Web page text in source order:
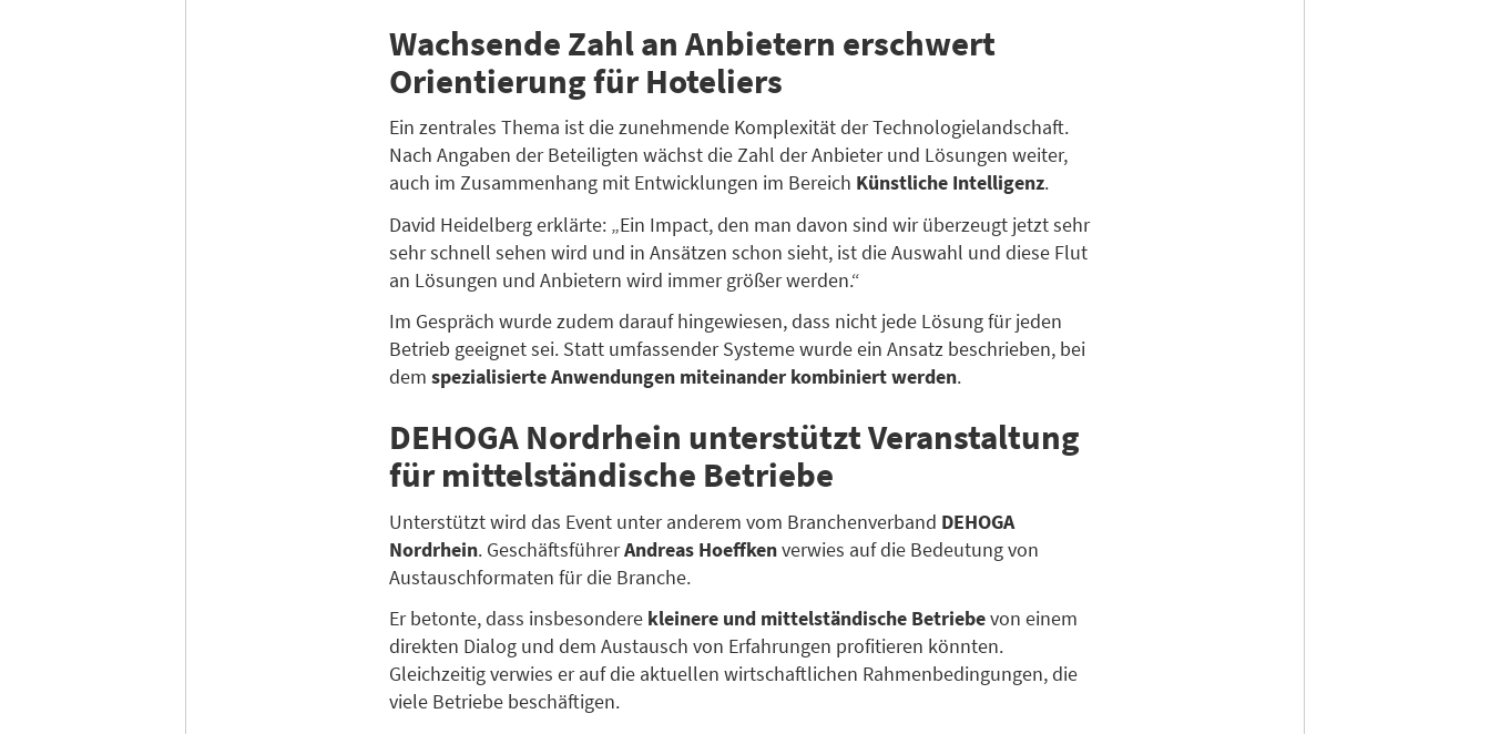
Wachsende Zahl an Anbietern erschwert
Orientierung für Hoteliers
Ein zentrales Thema ist die zunehmende Komplexität der Technologielandschaft.
Nach Angaben der Beteiligten wächst die Zahl der Anbieter und Lösungen weiter,
auch im Zusammenhang mit Entwicklungen im Bereich Künstliche Intelligenz.
David Heidelberg erklärte: „Ein Impact, den man davon sind wir überzeugt jetzt sehr
sehr schnell sehen wird und in Ansätzen schon sieht, ist die Auswahl und diese Flut
an Lösungen und Anbietern wird immer größer werden.“
Im Gespräch wurde zudem darauf hingewiesen, dass nicht jede Lösung für jeden
Betrieb geeignet sei. Statt umfassender Systeme wurde ein Ansatz beschrieben, bei
dem spezialisierte Anwendungen miteinander kombiniert werden.
DEHOGA Nordrhein unterstützt Veranstaltung
für mittelständische Betriebe
Unterstützt wird das Event unter anderem vom Branchenverband DEHOGA
Nordrhein. GeschäftsführerAndreas Hoeffkenverwies auf die Bedeutung von
Austauschformaten für die Branche.
Er betonte, dass insbesondere kleinere und mittelständische Betriebevon einem
direkten Dialog und dem Austausch von Erfahrungen profitieren könnten.
Gleichzeitig verwies er auf die aktuellen wirtschaftlichen Rahmenbedingungen, die
viele Betriebe beschäftigen.